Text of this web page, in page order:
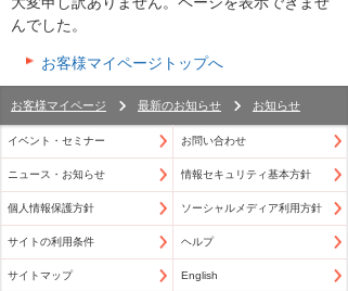
んでした。
お客様マイページトップへ
お客様マイページ 最新のお知らせ お知らせ
イベント・セミナー お問い合わせ
ニュース・お知らせ 情報セキュリティ基本方針
個人情報保護方針 ソーシャルメディア利用方針
サイトの利用条件 ヘルプ
サイトマップ English